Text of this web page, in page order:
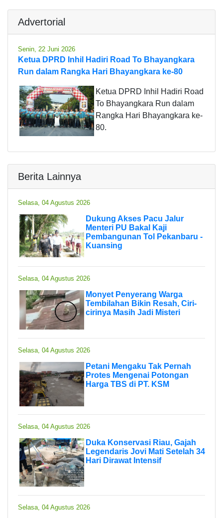
Advertorial
Senin, 22 Juni 2026
Ketua DPRD Inhil Hadiri Road To Bhayangkara
Run dalam Rangka Hari Bhayangkara ke-80
Ketua DPRD Inhil Hadiri Road
To Bhayangkara Run dalam
Rangka Hari Bhayangkara ke-
80.
Berita Lainnya
Selasa, 04 Agustus 2026
Dukung Akses Pacu Jalur
Menteri PU Bakal Kaji
Pembangunan Tol Pekanbaru -
Kuansing
Selasa, 04 Agustus 2026
Monyet Penyerang Warga
Tembilahan Bikin Resah, Ciri-
cirinya Masih Jadi Misteri
Selasa, 04 Agustus 2026
Petani Mengaku Tak Pernah
Protes Mengenai Potongan
Harga TBS di PT. KSM
Selasa, 04 Agustus 2026
Duka Konservasi Riau, Gajah
Legendaris Jovi Mati Setelah 34
Hari Dirawat Intensif
Selasa, 04 Agustus 2026